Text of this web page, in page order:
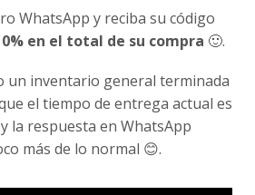
WhatsApp y reciba su código
en el total de su compra 🙂.
un inventario general terminada
el tiempo de entrega actual es
la respuesta en WhatsApp
más de lo normal 😊.